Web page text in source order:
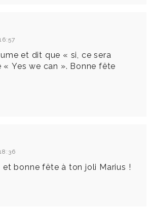
et dit que « si, ce sera
« Yes we can ». Bonne fête
et bonne fête à ton joli Marius !